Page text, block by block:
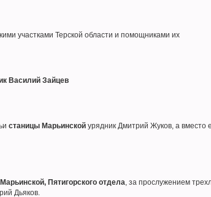
участками Терской области и помощниками их
Василий Зайцев
станицы Марьинской урядник Дмитрий Жуков, а вместо
Пятигорского отдела , за прослужением
Дьяков.